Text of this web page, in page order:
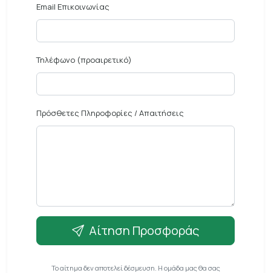
Email Επικοινωνίας
Τηλέφωνο (προαιρετικό)
Πρόσθετες Πληροφορίες / Απαιτήσεις
Αίτηση Προσφοράς
Το αίτημα δεν αποτελεί δέσμευση. Η ομάδα μας θα σας